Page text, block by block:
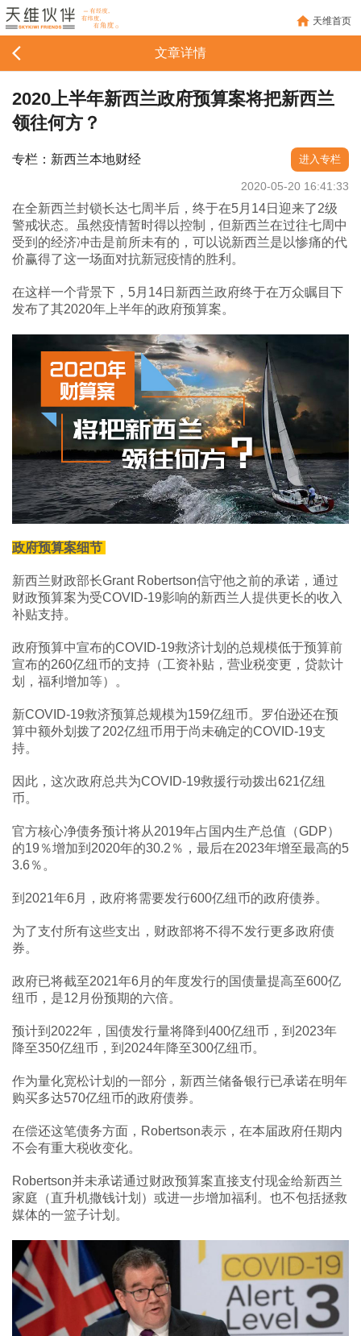
天维首页
文章详情
2020上半年新西兰政府预算案将把新西兰
领往何方？
专栏：新西兰本地财经 进入专栏
2020-05-20 16:41:33
在全新西兰封锁长达七周半后，终于在5月14日迎来了2级
警戒状态。虽然疫情暂时得以控制，但新西兰在过往七周中
受到的经济冲击是前所未有的，可以说新西兰是以惨痛的代
价赢得了这一场面对抗新冠疫情的胜利。
在这样一个背景下，5月14日新西兰政府终于在万众瞩目下
发布了其2020年上半年的政府预算案。
政府预算案细节
新西兰财政部长Grant Robertson信守他之前的承诺，通过
财政预算案为受COVID-19影响的新西兰人提供更长的收入
补贴支持。
政府预算中宣布的COVID-19救济计划的总规模低于预算前
宣布的260亿纽币的支持（工资补贴，营业税变更，贷款计
划，福利增加等）。
新COVID-19救济预算总规模为159亿纽币。罗伯逊还在预
算中额外划拨了202亿纽币用于尚未确定的COVID-19支
持。
因此，这次政府总共为COVID-19救援行动拨出621亿纽
币。
官方核心净债务预计将从2019年占国内生产总值（GDP）
的19％增加到2020年的30.2％，最后在2023年增至最高的5
3.6％。
到2021年6月，政府将需要发行600亿纽币的政府债券。
为了支付所有这些支出，财政部将不得不发行更多政府债
券。
政府已将截至2021年6月的年度发行的国债量提高至600亿
纽币，是12月份预期的六倍。
预计到2022年，国债发行量将降到400亿纽币，到2023年
降至350亿纽币，到2024年降至300亿纽币。
作为量化宽松计划的一部分，新西兰储备银行已承诺在明年
购买多达570亿纽币的政府债券。
在偿还这笔债务方面，Robertson表示，在本届政府任期内
不会有重大税收变化。
Robertson并未承诺通过财政预算案直接支付现金给新西兰
家庭（直升机撒钱计划）或进一步增加福利。也不包括拯救
媒体的一篮子计划。